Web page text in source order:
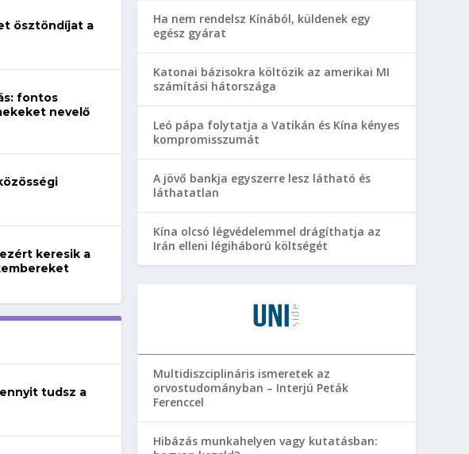
ösztöndíjat a
fontos
nevelő
keresik a
tudsz a
Ha nem rendelsz Kínából, küldenek egy
egész gyárat
Katonai bázisokra költözik az amerikai MI
számítási hátországa
Leó pápa folytatja a Vatikán és Kína kényes
kompromisszumát
A jövő bankja egyszerre lesz látható és
láthatatlan
Kína olcsó légvédelemmel drágíthatja az
Irán elleni légiháború költségét
Multidiszciplináris ismeretek az
orvostudományban – Interjú Peták
Ferenccel
Hibázás munkahelyen vagy kutatásban: